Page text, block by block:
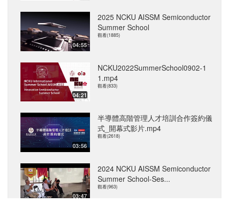
04:55
2025 NCKU AISSM Semiconductor
Summer School
觀看(1885)
04:21
NCKU2022SummerSchool0902-1
1.mp4
觀看(833)
03:56
半導體高階管理人才培訓合作簽約儀
式_開幕式影片.mp4
觀看(2618)
03:47
2024 NCKU AISSM Semiconductor
Summer School-Ses...
觀看(963)